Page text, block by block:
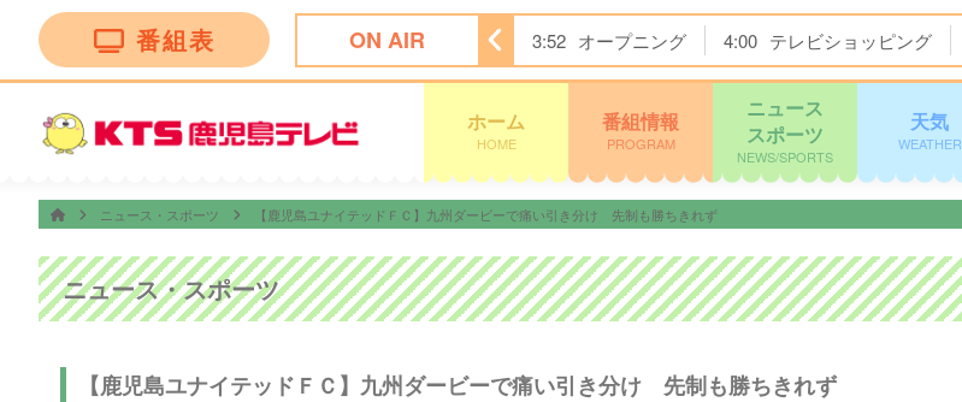
番組表 ON AIR 3:52 オープニング 4:00 テレビショッピング
ホーム
HOME
番組情報
PROGRAM
ニュース
スポーツ
NEWS/SPORTS
天気
WEATHER
ニュース・スポーツ 【鹿児島ユナイテッドＦＣ】九州ダービーで痛い引き分け 先制も勝ちきれず
ニュース・スポーツ
【鹿児島ユナイテッドＦＣ】九州ダービーで痛い引き分け 先制も勝ちきれず